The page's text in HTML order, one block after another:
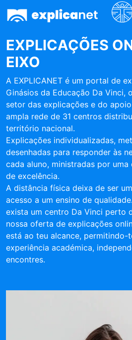
EXPLICAÇÕES
EIXO
A EXPLICANET é um portal de
Ginásios da Educação Da Vinci,
setor das explicações e do
ampla rede de 31 centros
território nacional.
Explicações individualizadas,
desenhadas para responder às
cada aluno, ministradas por
de excelência.
A distância física deixa de ser
acesso a um ensino de
exista um centro Da Vinci perto
nossa oferta de explicações
está ao teu alcance, permitindo-
experiência académica,
encontres.